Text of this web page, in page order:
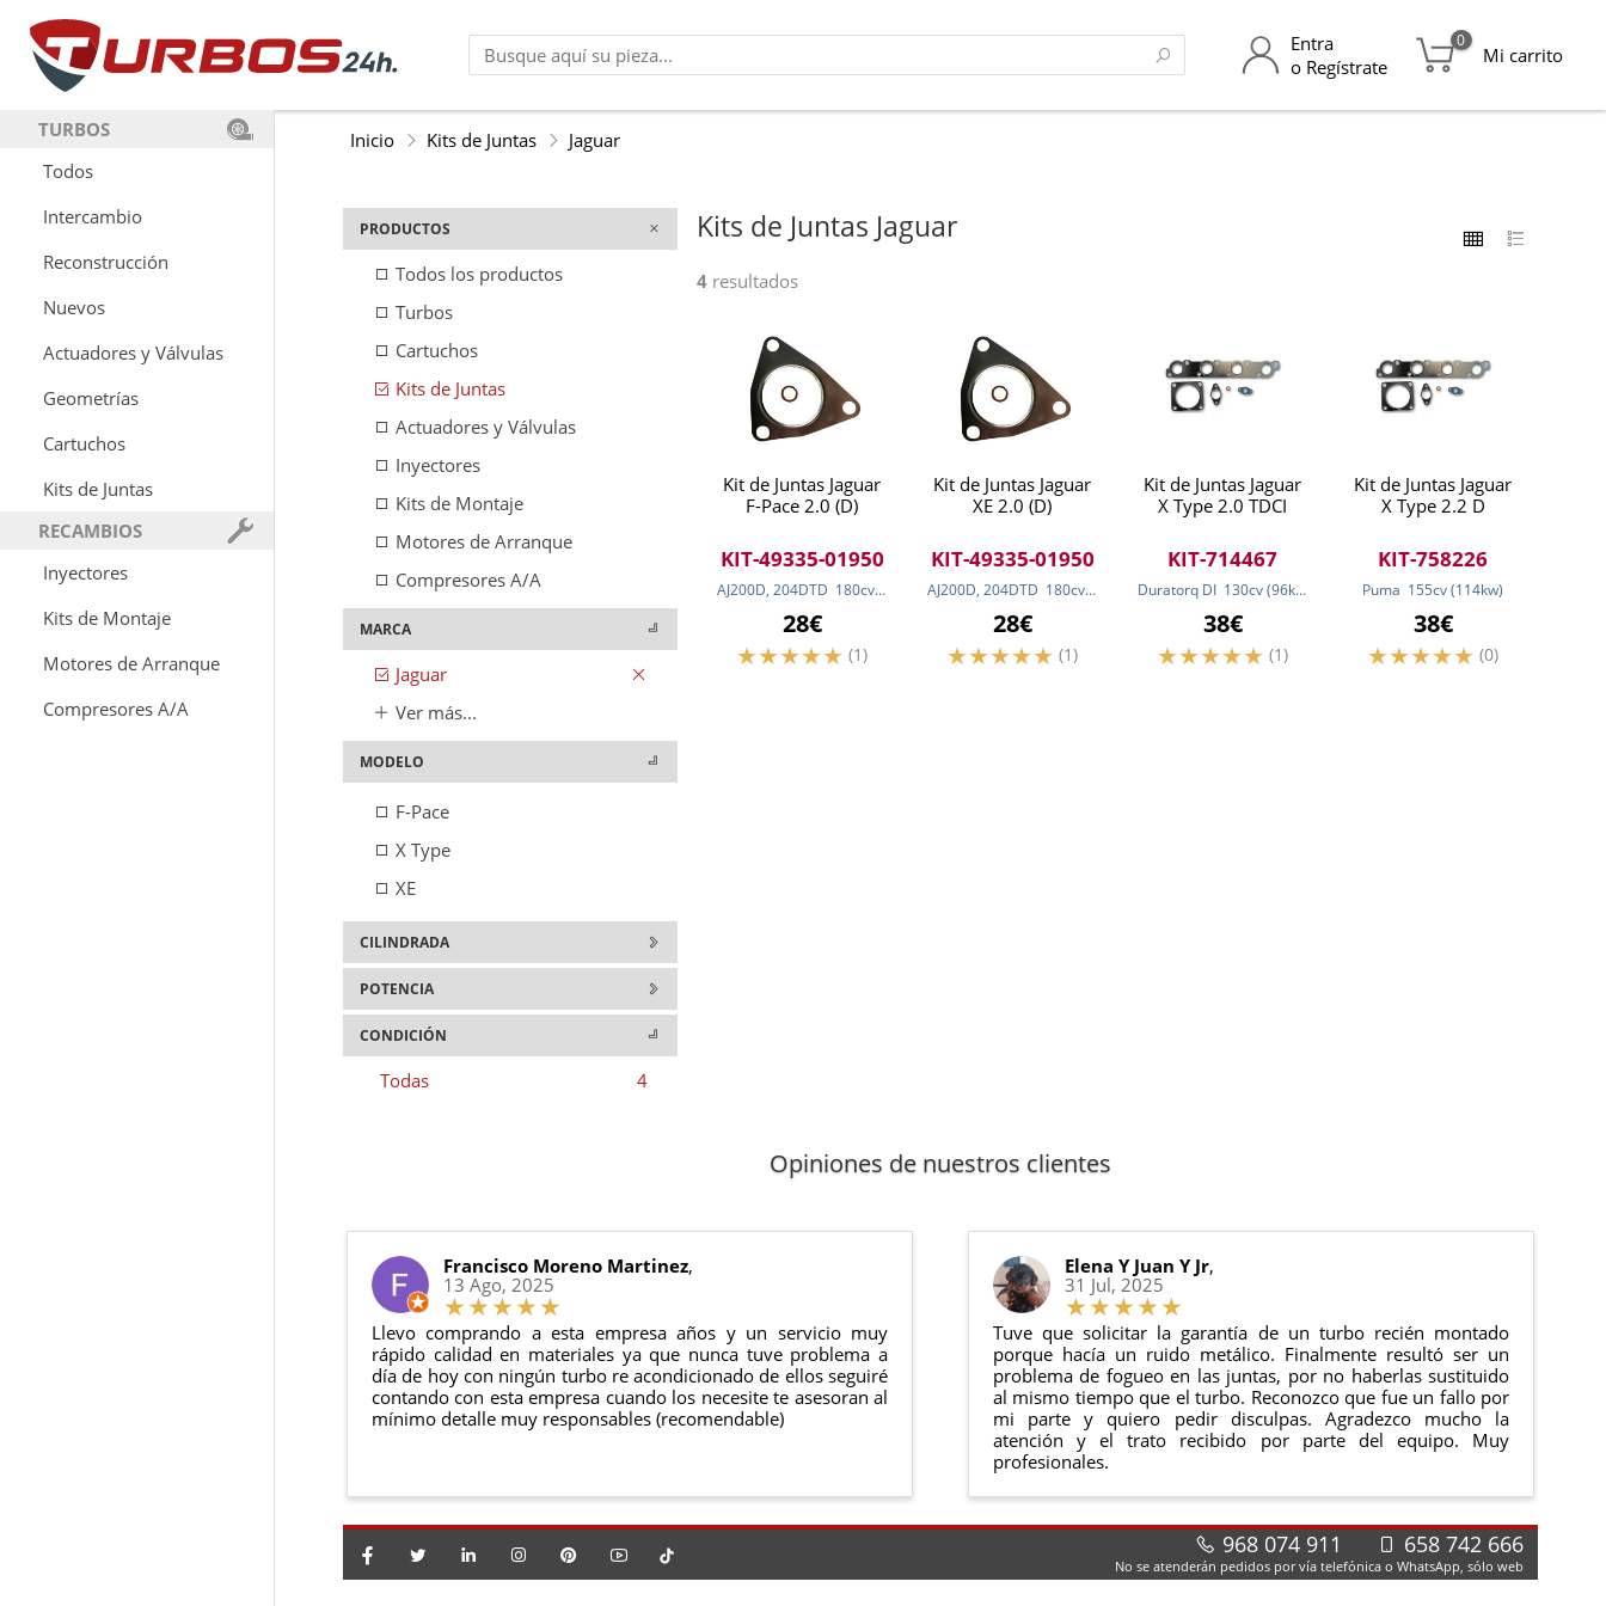
Entra
o Regístrate
0
Mi carrito
TURBOS
Todos
Intercambio
Reconstrucción
Nuevos
Actuadores y Válvulas
Geometrías
Cartuchos
Kits de Juntas
RECAMBIOS
Inyectores
Kits de Montaje
Motores de Arranque
Compresores A/A
Inicio Kits de Juntas Jaguar
PRODUCTOS
Todos los productos
Turbos
Cartuchos
Kits de Juntas
Actuadores y Válvulas
Inyectores
Kits de Montaje
Motores de Arranque
Compresores A/A
MARCA
Jaguar
Ver más...
MODELO
F-Pace
X Type
XE
CILINDRADA
2.000cc
2.200cc
POTENCIA
130cv
155cv
CONDICIÓN
Todas 4
Kits de Juntas Jaguar
4 resultados
Kit de Juntas Jaguar
F-Pace 2.0 (D)
KIT-49335-01950
AJ200D, 204DTD 180cv (132 )
28€
(1)
Kit de Juntas Jaguar
XE 2.0 (D)
KIT-49335-01950
AJ200D, 204DTD 180cv (132 )
28€
(1)
Kit de Juntas Jaguar
X Type 2.0 TDCI
KIT-714467
Duratorq DI 130cv(96kw
38€
(1)
Kit de Juntas Jaguar
X Type 2.2 D
KIT-758226
Puma 155cv(114kw)
38€
(0)
Opiniones de nuestros clientes
Francisco Moreno Martinez,
13 Ago, 2025
Llevo comprando a esta empresa años y un servicio muy
rápido calidad en materiales ya que nunca tuve problema a
día de hoy con ningún turbo re acondicionado de ellos seguiré
contando con esta empresa cuando los necesite te asesoran al
mínimo detalle muy responsables (recomendable)
Elena Y Juan Y Jr,
31 Jul, 2025
Tuve que solicitar la garantía de un turbo recién montado
porque hacía un ruido metálico. Finalmente resultó ser un
problema de fogueo en las juntas, por no haberlas sustituido
al mismo tiempo que el turbo. Reconozco que fue un fallo por
mi parte y quiero pedir disculpas. Agradezco mucho la
atención y el trato recibido por parte del equipo. Muy
profesionales.
968 074 911 658 742 666
No se atenderán pedidos por vía telefónica o WhatsApp, sólo web